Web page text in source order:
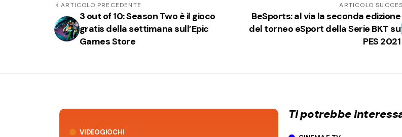
ARTICOLO PRECEDENTE
3 out of 10: Season Two è il gioco
gratis della settimana sull’Epic
Games Store
ARTICOLO
BeSports: al via la seconda edizione
del torneo eSport della Serie BKT su
PES 2021
VIDEOGIOCHI
Ti potrebbe